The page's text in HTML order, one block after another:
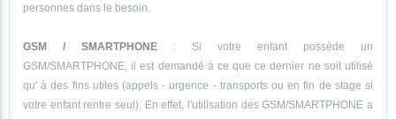
personnes dans le besoin.
GSM / SMARTPHONE : Si votre enfant possède un
GSM/SMARTPHONE, il est demandé à ce que ce dernier ne soit utilisé
qu' à des fins utiles (appels - urgence - transports ou en fin de stage si
votre enfant rentre seul). En effet, l'utilisation des GSM/SMARTPHONE a